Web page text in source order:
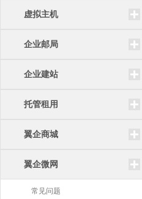
虚拟主机
企业邮局
企业建站
托管租用
翼企商城
翼企微网
常见问题